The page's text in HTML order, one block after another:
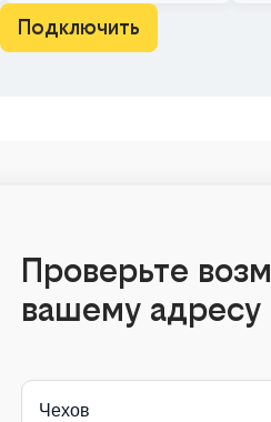
Подключить
Проверьте
вашему адресу
Чехов